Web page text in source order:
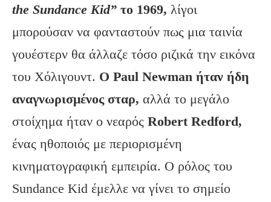
the Sundance Kid” το 1969, λίγοι
μπορούσαν να φανταστούν πως μια ταινία
γουέστερν θα άλλαζε τόσο ριζικά την εικόνα
του Χόλιγουντ. Ο Paul Newman ήταν ήδη
αναγνωρισμένος σταρ, αλλά το μεγάλο
στοίχημα ήταν ο νεαρός Robert Redford,
ένας ηθοποιός με περιορισμένη
κινηματογραφική εμπειρία. Ο ρόλος του
Sundance Kid έμελλε να γίνει το σημείο